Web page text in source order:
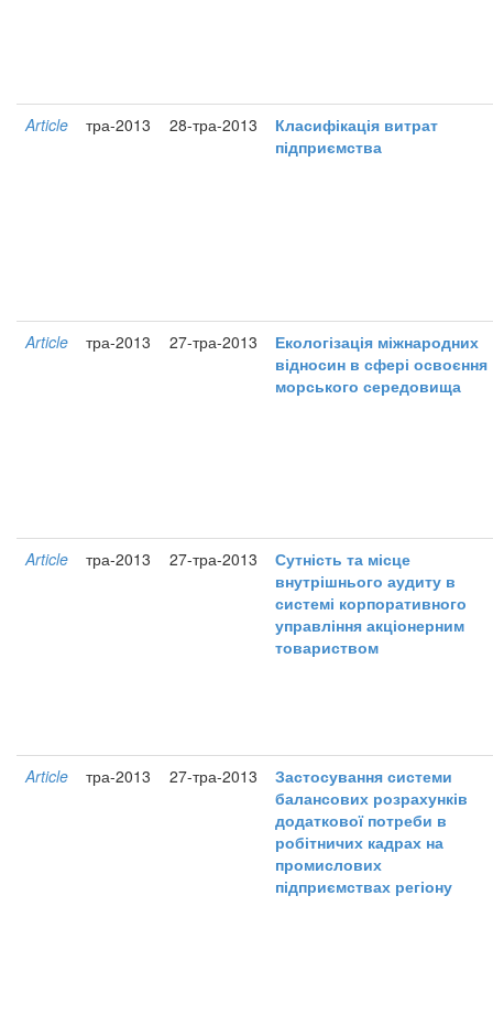
Article тра-2013 28-тра-2013
Класифікація витрат
підприємства
Article тра-2013 27-тра-2013
Екологізація міжнародних
відносин в сфері освоєння
морського середовища
Article тра-2013 27-тра-2013
Сутність та місце
внутрішнього аудиту в
системі корпоративного
управління акціонерним
товариством
Article тра-2013 27-тра-2013
Застосування системи
балансових розрахунків
додаткової потреби в
робітничих кадрах на
промислових
підприємствах регіону